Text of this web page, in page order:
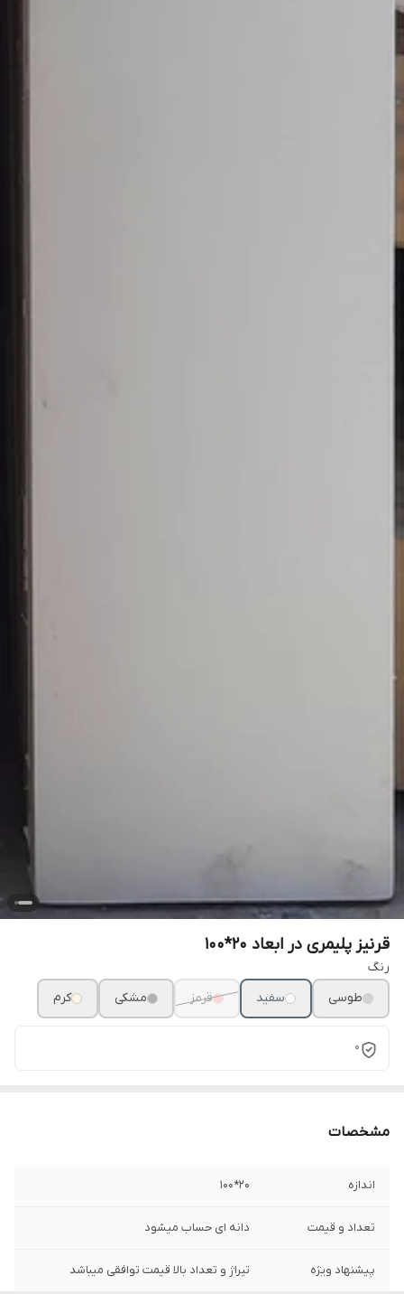
قرنیز پلیمری در ابعاد ۲۰*۱۰۰
رنگ
طوسی
سفید قرمز مشکی کرم
0
مشخصات
اندازه ۲۰*۱۰۰
تعداد و قیمت دانه ای حساب میشود
پیشنهاد ویژه تیراژ و تعداد بالا قیمت توافقی میباشد